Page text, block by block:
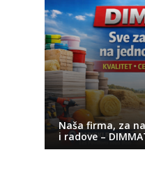
Naša firma, za
i radove –